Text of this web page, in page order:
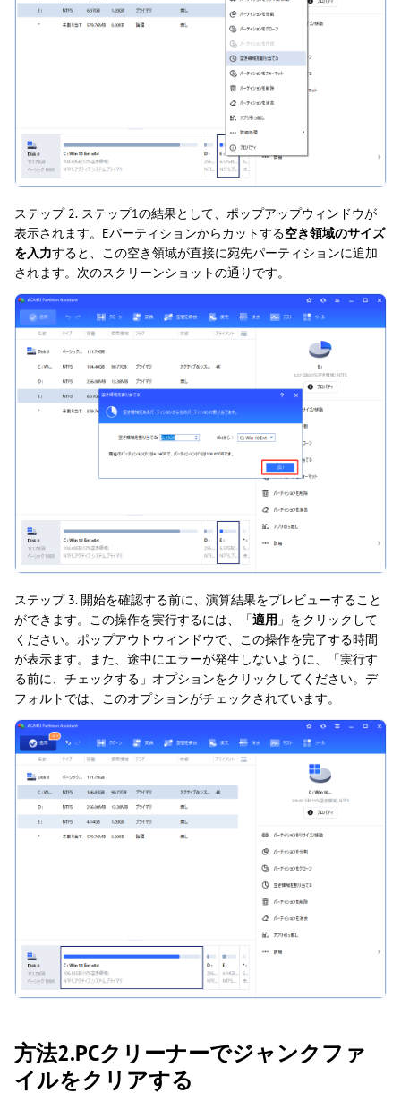
ステップ 2. ステップ1の結果として、ポップアップウィンドウが
表示されます。Eパーティションからカットする空き領域のサイズ
を入力すると、この空き領域が直接に宛先パーティションに追加
されます。次のスクリーンショットの通りです。
ステップ 3. 開始を確認する前に、演算結果をプレビューすること
ができます。この操作を実行するには、「適用 」をクリックして
ください。ポップアウトウィンドウで、この操作を完了する時間
が表示ます。また、途中にエラーが発生しないように、「実行す
る前に、チェックする」オプションをクリックしてください。デ
フォルトでは、このオプションがチェックされています。
方法2.PCクリーナーでジャンクファ
イルをクリアする